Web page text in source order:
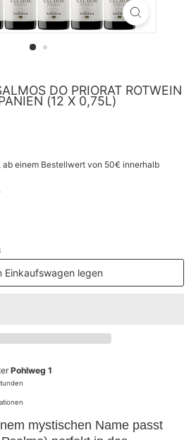
DO PRIORAT ROTWEIN
(12 X 0,75L)
ab einem Bestellwert von 50€ innerhalb
Einkaufswagen legen
Pohlweg 1
mystischen Name passt